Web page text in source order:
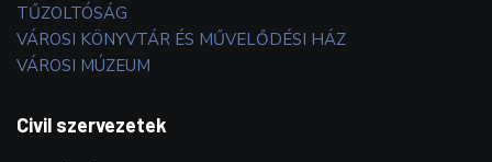
TŰZOLTÓSÁG
VÁROSI KÖNYVTÁR ÉS MŰVELŐDÉSI HÁZ
VÁROSI MÚZEUM
Civil szervezetek